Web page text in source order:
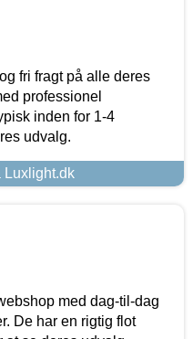
fri fragt på alle deres
professionel
inden for 1-4
udvalg.
Luxlight.dk
med dag-til-dag
De har en rigtig flot